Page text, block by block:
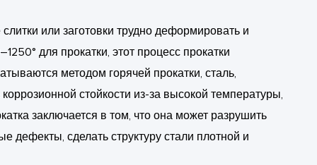
или заготовки трудно деформировать и
для прокатки, этот процесс прокатки
методом горячей прокатки, сталь,
стойкости из-за высокой температуры,
заключается в том, что она может разрушить
дефекты, сделать структуру стали плотной и